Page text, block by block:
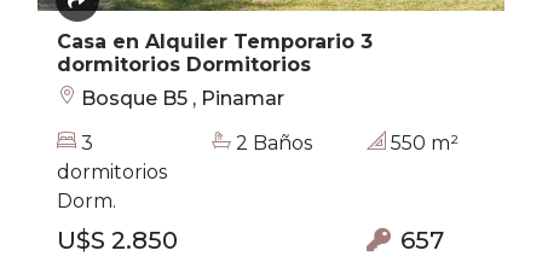
Casa en Alquiler Temporario 3
dormitorios Dormitorios
Bosque B5 , Pinamar
3
dormitorios
Dorm.
2 Baños 550 m²
U$S 2.850 657